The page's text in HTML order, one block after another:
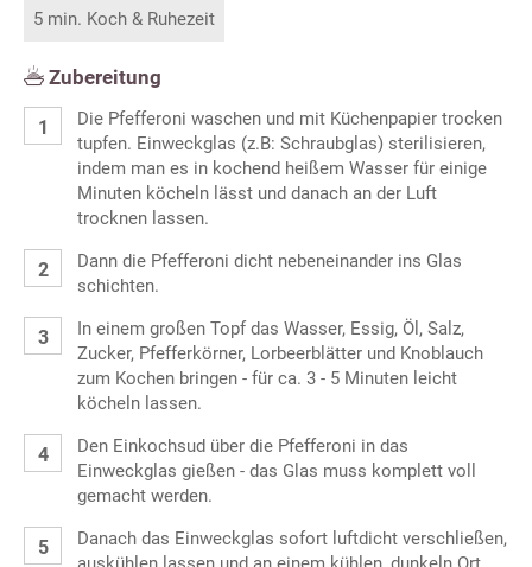
5 min. Koch & Ruhezeit
Zubereitung
Die Pfefferoni waschen und mit Küchenpapier trocken
tupfen. Einweckglas (z.B: Schraubglas) sterilisieren,
indem man es in kochend heißem Wasser für einige
Minuten köcheln lässt und danach an der Luft
trocknen lassen.
Dann die Pfefferoni dicht nebeneinander ins Glas
schichten.
In einem großen Topf das Wasser, Essig, Öl, Salz,
Zucker, Pfefferkörner, Lorbeerblätter und Knoblauch
zum Kochen bringen - für ca. 3 - 5 Minuten leicht
köcheln lassen.
Den Einkochsud über die Pfefferoni in das
Einweckglas gießen - das Glas muss komplett voll
gemacht werden.
Danach das Einweckglas sofort luftdicht verschließen,